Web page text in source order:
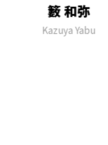
籔 和弥
Kazuya Yabu